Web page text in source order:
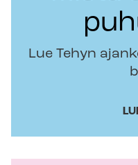
Lue Tehyn